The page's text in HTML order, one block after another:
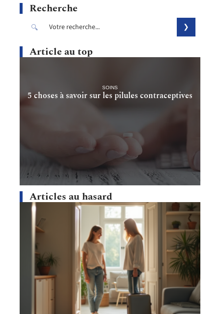
Recherche
Article au top
SOINS
5 choses à savoir sur les pilules contraceptives
Articles au hasard